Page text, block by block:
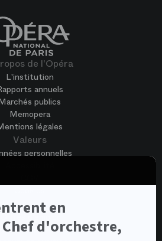
en
d'orchestre,
de l'Opéra
L'institution
annuels
publics
Memopera
légales
Valeurs
personnelles
rejoindre
Offres d'emploi
spontanée